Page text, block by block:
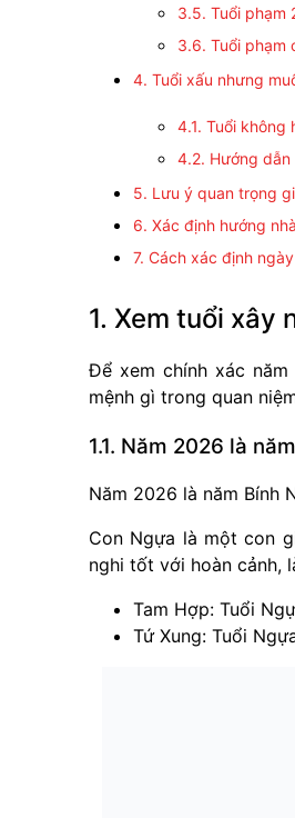
3.5. Tuổi phạm
3.6. Tuổi phạm
4. Tuổi xấu nhưng
4.1. Tuổi không
4.2. Hướng
5. Lưu ý quan trọng
6. Xác định hướng
7. Cách xác định
1. Xem tuổi xây
Để xem chính xác
mệnh gì trong quan
1.1. Năm 2026 là
Năm 2026 là năm Bính
Con Ngựa là một con
nghi tốt với hoàn cảnh,
Tam Hợp: Tuổi
Tứ Xung: Tuổi